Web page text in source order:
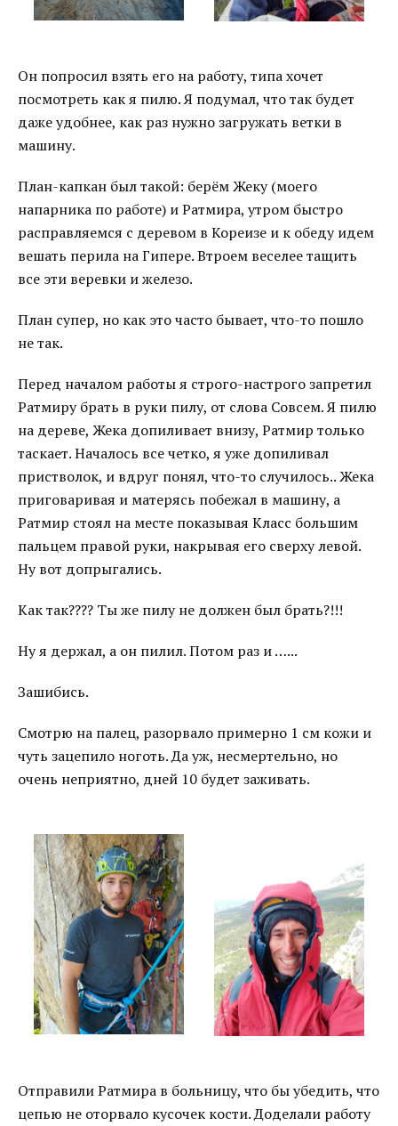
Он попросил взять его на работу, типа хочет
посмотреть как я пилю. Я подумал, что так будет
даже удобнее, как раз нужно загружать ветки в
машину.
План-капкан был такой: берём Жеку (моего
напарника по работе) и Ратмира, утром быстро
расправляемся с деревом в Кореизе и к обеду идем
вешать перила на Гипере. Втроем веселее тащить
все эти веревки и железо.
План супер, но как это часто бывает, что-то пошло
не так.
Перед началом работы я строго-настрого запретил
Ратмиру брать в руки пилу, от слова Совсем. Я пилю
на дереве, Жека допиливает внизу, Ратмир только
таскает. Началось все четко, я уже допиливал
пристволок, и вдруг понял, что-то случилось.. Жека
приговаривая и матерясь побежал в машину, а
Ратмир стоял на месте показывая Класс большим
пальцем правой руки, накрывая его сверху левой.
Ну вот допрыгались.
Как так???? Ты же пилу не должен был брать?!!!
Ну я держал, а он пилил. Потом раз и …...
Зашибись.
Смотрю на палец, разорвало примерно 1 см кожи и
чуть зацепило ноготь. Да уж, несмертельно, но
очень неприятно, дней 10 будет заживать.
Отправили Ратмира в больницу, что бы убедить, что
цепью не оторвало кусочек кости. Доделали работу